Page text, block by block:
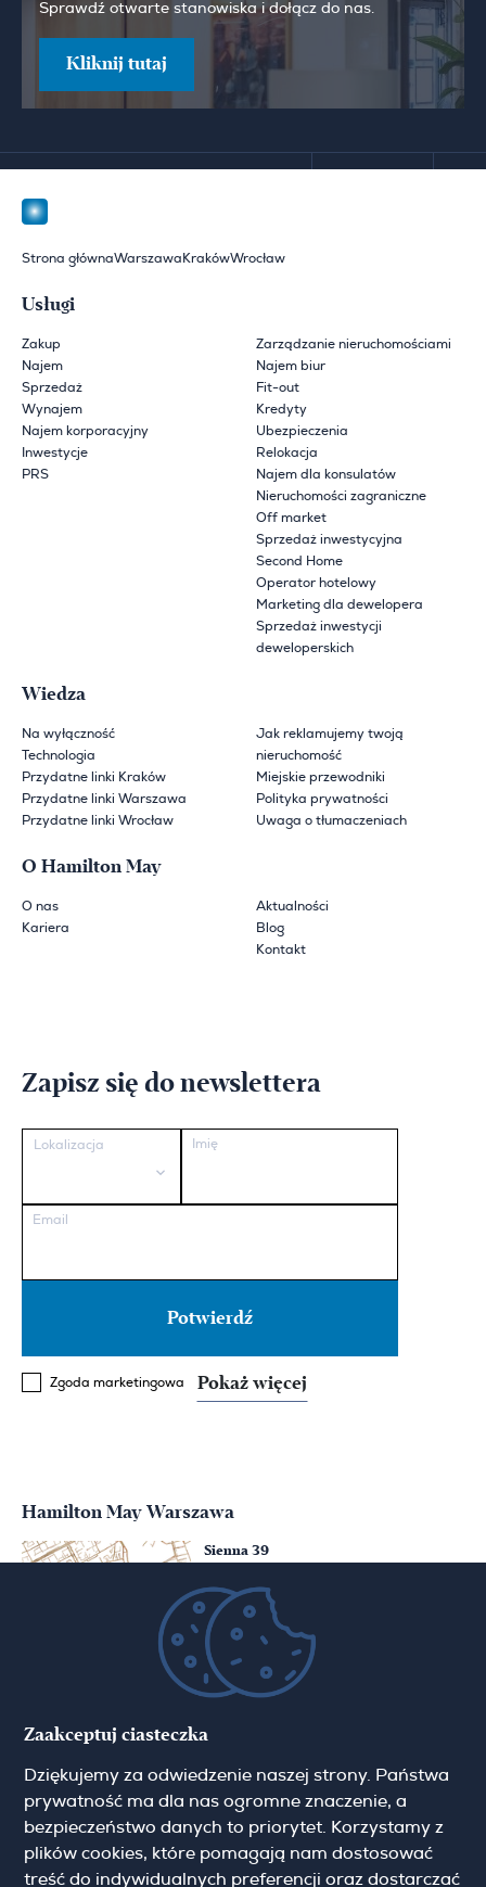
Sprawdź otwarte stanowiska i dołącz do nas.
Kliknij tutaj
Strona głównaWarszawa KrakówWrocław
Usługi
Zakup
Najem
Sprzedaż
Wynajem
Najem korporacyjny
Inwestycje
PRS
Zarządzanie nieruchomościami
Najem biur
Fit-out
Kredyty
Ubezpieczenia
Relokacja
Najem dla konsulatów
Nieruchomości zagraniczne
Off market
Sprzedaż inwestycyjna
Second Home
Operator hotelowy
Marketing dla dewelopera
Sprzedaż inwestycji
deweloperskich
Wiedza
Na wyłączność
Technologia
Przydatne linki Kraków
Przydatne linki Warszawa
Przydatne linki Wrocław
Jak reklamujemy twoją
nieruchomość
Miejskie przewodniki
Polityka prywatności
Uwaga o tłumaczeniach
O Hamilton May
O nas
Kariera
Aktualności
Blog
Kontakt
Zapisz się do newslettera
Lokalizacja Imię
Email
Zgoda marketingowa Pokaż więcej
Hamilton May Warszawa
Sienna 39
(+48) 22 428 16 15
warsaw@hamiltonmay.com
31-117 Krakow
(+48) 12 426 51 26
krakow@hamiltonmay.com
Zaakceptuj ciasteczka
Dziękujemy za odwiedzenie naszej strony. Państwa
prywatność ma dla nas ogromne znaczenie, a
bezpieczeństwo danych to priorytet. Korzystamy z
plików cookies, które pomagają nam dostosować
treść do indywidualnych preferencji oraz dostarczać